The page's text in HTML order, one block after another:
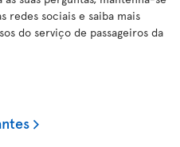
redes sociais e saiba mais
do serviço de passageiros da